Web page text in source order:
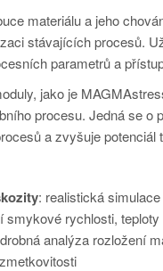
materiálu a jeho
stávajících procesů.
parametrů a
jako je
procesu. Jedná se o
a zvyšuje potenciál
: realistická
smykové rychlosti,
analýza rozložení